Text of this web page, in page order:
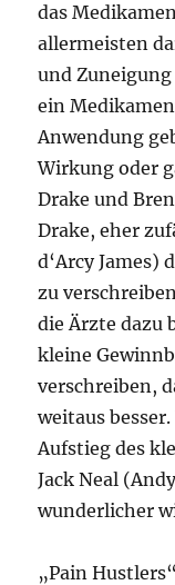
das
allermeisten
und
ein
Anwendung
Wirkung oder
Drake und
Drake, eher
d‘Arcy James)
zu
die Ärzte dazu
kleine
verschreiben,
weitaus
Aufstieg des
Jack Neal
wunderlicher
„Pain